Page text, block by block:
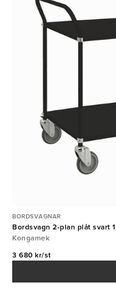
BORDSVAGNAR
Bordsvagn 2-plan plåt svart
Kongamek
3 680 kr/st